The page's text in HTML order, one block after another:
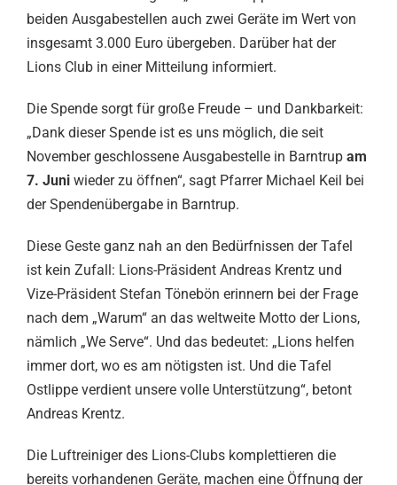
beiden Ausgabestellen auch zwei Geräte im Wert von
insgesamt 3.000 Euro übergeben. Darüber hat der
Lions Club in einer Mitteilung informiert.
Die Spende sorgt für große Freude – und Dankbarkeit:
„Dank dieser Spende ist es uns möglich, die seit
November geschlossene Ausgabestelle in Barntrup am
7. Juni wieder zu öffnen“, sagt Pfarrer Michael Keil bei
der Spendenübergabe in Barntrup.
Diese Geste ganz nah an den Bedürfnissen der Tafel
ist kein Zufall: Lions-Präsident Andreas Krentz und
Vize-Präsident Stefan Tönebön erinnern bei der Frage
nach dem „Warum“ an das weltweite Motto der Lions,
nämlich „We Serve“. Und das bedeutet: „Lions helfen
immer dort, wo es am nötigsten ist. Und die Tafel
Ostlippe verdient unsere volle Unterstützung“, betont
Andreas Krentz.
Die Luftreiniger des Lions-Clubs komplettieren die
bereits vorhandenen Geräte, machen eine Öffnung der